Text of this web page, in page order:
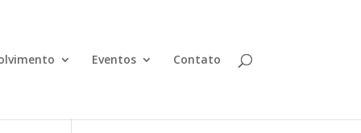
Eventos Contato